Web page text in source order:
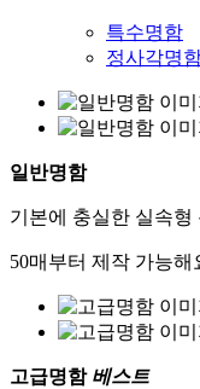
특수명함
정사각명
일반명함
기본에 충실한 실속형
50매부터 제작 가능해
고급명함 베스트